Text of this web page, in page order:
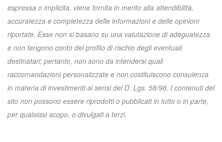
espressa o implicita, viene fornita in merito alla attendibilità,
accuratezza e completezza delle informazioni e delle opinioni
riportate. Esse non si basano su una valutazione di adeguatezza
e non tengono conto del profilo di rischio degli eventuali
destinatari; pertanto, non sono da intendersi quali
raccomandazioni personalizzate e non costituiscono consulenza
in materia di investimenti ai sensi del D. Lgs. 58/98. I contenuti del
sito non possono essere riprodotti o pubblicati in tutto o in parte,
per qualsiasi scopo, o divulgati a terzi.